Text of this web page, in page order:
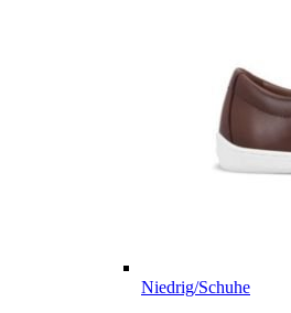
Niedrig/Schuhe